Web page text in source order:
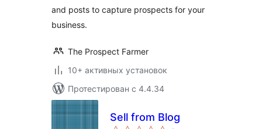
and posts to capture prospects for your
business.
The Prospect Farmer
10+ активных установок
Протестирован с 4.4.34
Sell from Blog